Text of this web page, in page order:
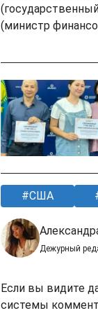
(министр
США
Дежурный
Если вы видите
системы